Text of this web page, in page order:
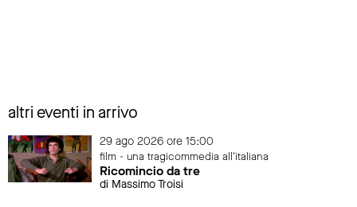
altri eventi in arrivo
29 ago 2026 ore 15:00
film - una tragicommedia all'italiana
Ricomincio da tre
di Massimo Troisi